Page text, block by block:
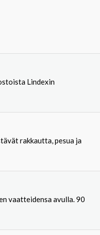
Lindexin
rakkautta, pesua ja
vaatteidensa avulla. 90